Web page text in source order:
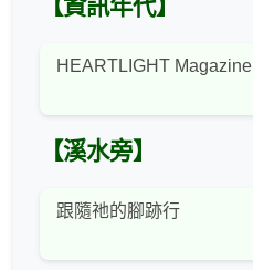
【資訊年代】
HEARTLIGHT Magazine
【溪水旁】
跟隨祂的腳跡行